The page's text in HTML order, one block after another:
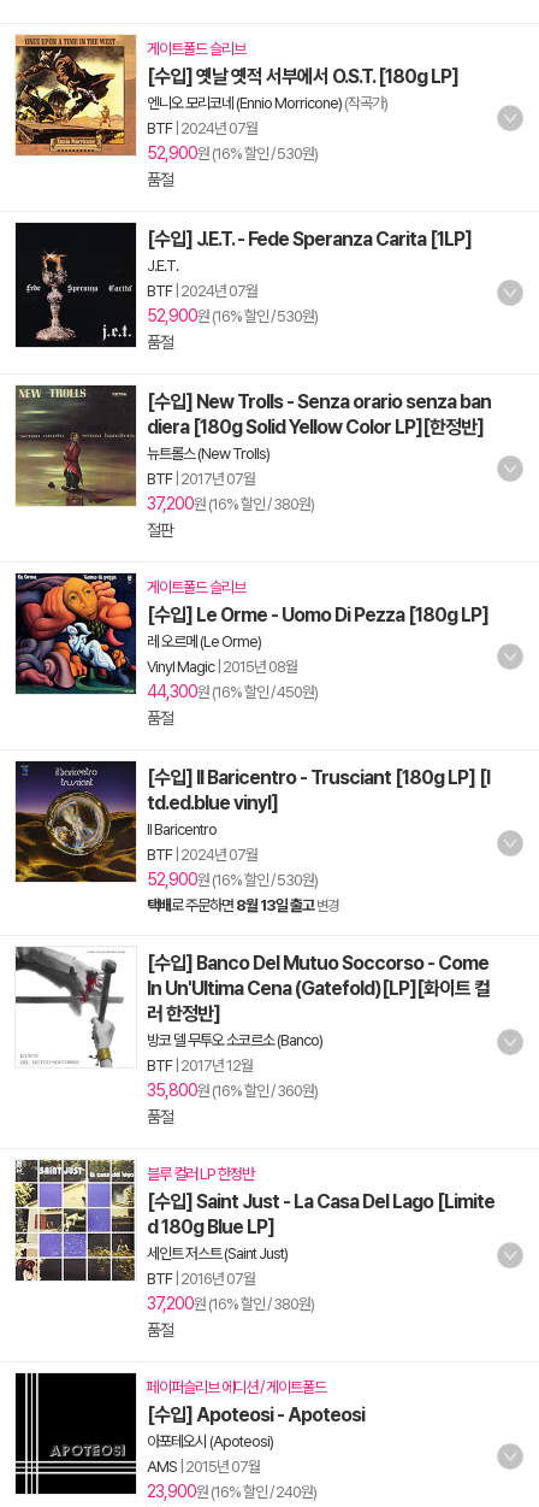
게이트폴드 슬리브
[수입] 옛날 옛적 서부에서 O.S.T. [180g LP]
엔니오 모리코네 (Ennio Morricone) (작곡가)
BTF| 2024년 07월
52,900원 (16% 할인 / 530원)
품절
[수입] J.E.T. - Fede Speranza Carita [1LP]
J.E.T.
BTF| 2024년 07월
52,900원 (16% 할인 / 530원)
품절
[수입] New Trolls - Senza orario senza ban
diera [180g Solid Yellow Color LP][한정반]
뉴트롤스 (New Trolls)
BTF| 2017년 07월
37,200원 (16% 할인 / 380원)
절판
게이트폴드 슬리브
[수입] Le Orme - Uomo Di Pezza [180g LP]
레 오르메 (Le Orme)
Vinyl Magic| 2015년 08월
44,300원 (16% 할인 / 450원)
품절
[수입] Il Baricentro - Trusciant [180g LP] [l
td.ed.blue vinyl]
Il Baricentro
BTF| 2024년 07월
52,900원 (16% 할인 / 530원)
택배로 주문하면 8월 13일 출고 변경
[수입] Banco Del Mutuo Soccorso - Come
In Un'Ultima Cena (Gatefold)[LP][화이트 컬
러 한정반]
방코 델 무투오 소코르소 (Banco)
BTF| 2017년 12월
35,800원 (16% 할인 / 360원)
품절
블루 컬러 LP 한정반
[수입] Saint Just - La Casa Del Lago [Limite
d 180g Blue LP]
세인트 저스트 (Saint Just)
BTF| 2016년 07월
37,200원 (16% 할인 / 380원)
품절
페이퍼슬리브 에디션 / 게이트폴드
[수입] Apoteosi - Apoteosi
아포테오시 (Apoteosi)
AMS 2015년 07월
23,900원 (16% 할인 / 240원)